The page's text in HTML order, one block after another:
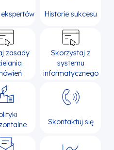
Historie sukcesu
zasady
Skorzystaj z
systemu
informatycznego
Skontaktuj się